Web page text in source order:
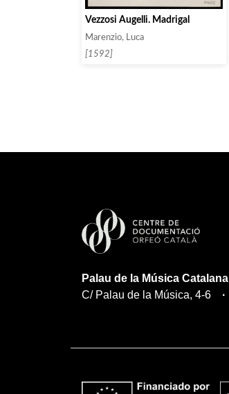
Vezzosi Augelli. Madrigal
Marenzio, Luca
[1592]
Palau de la Música Catalana
C/ Palau de la Música, 4-6